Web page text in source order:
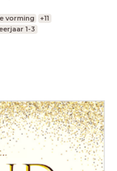
vorming
+11
1-3